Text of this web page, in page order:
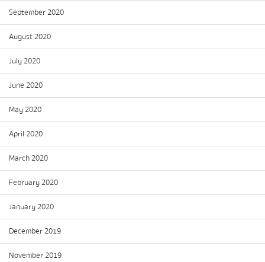
September 2020
August 2020
July 2020
June 2020
May 2020
April 2020
March 2020
February 2020
January 2020
December 2019
November 2019